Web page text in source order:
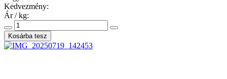
Kedvezmény:
Ár / kg: